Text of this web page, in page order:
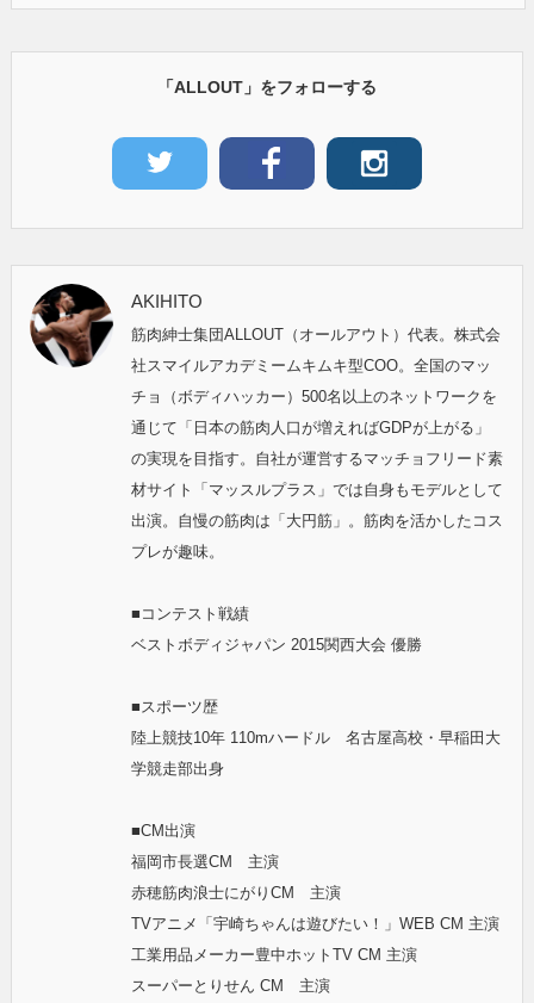
「ALLOUT」をフォローする
AKIHITO
筋肉紳士集団ALLOUT（オールアウト）代表。株式会
社スマイルアカデミームキムキ型COO。全国のマッ
チョ（ボディハッカー）500名以上のネットワークを
通じて「日本の筋肉人口が増えればGDPが上がる」
の実現を目指す。自社が運営するマッチョフリード素
材サイト「マッスルプラス」では自身もモデルとして
出演。自慢の筋肉は「大円筋」。筋肉を活かしたコス
プレが趣味。
■コンテスト戦績
ベストボディジャパン 2015関西大会 優勝
■スポーツ歴
陸上競技10年 110mハードル 名古屋高校・早稲田大
学競走部出身
■CM出演
福岡市長選CM 主演
赤穂筋肉浪士にがりCM 主演
TVアニメ「宇崎ちゃんは遊びたい！」WEB CM 主演
工業用品メーカー豊中ホットTV CM 主演
スーパーとりせん CM 主演